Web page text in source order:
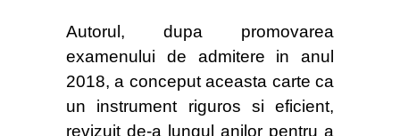
Autorul, dupa promovarea
examenului de admitere in anul
2018, a conceput aceasta carte ca
un instrument riguros si eficient,
revizuit de-a lungul anilor pentru a